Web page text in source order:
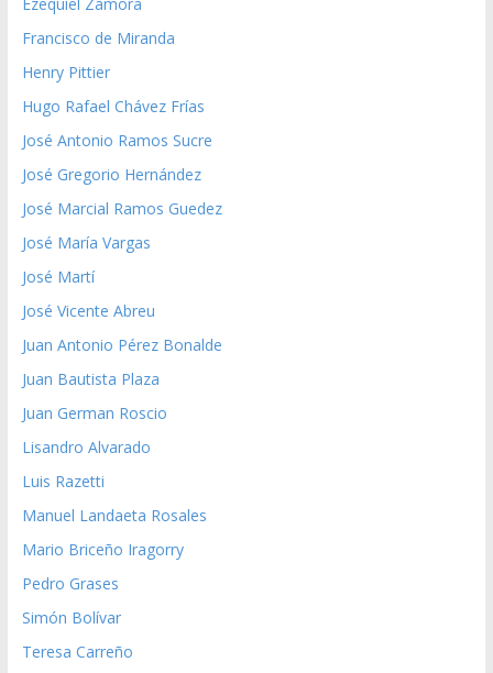
Francisco de Miranda
Henry Pittier
Hugo Rafael Chávez Frías
José Antonio Ramos Sucre
José Gregorio Hernández
José Marcial Ramos Guedez
José María Vargas
José Martí
José Vicente Abreu
Juan Antonio Pérez Bonalde
Juan Bautista Plaza
Juan German Roscio
Lisandro Alvarado
Luis Razetti
Manuel Landaeta Rosales
Mario Briceño Iragorry
Pedro Grases
Simón Bolívar
Teresa Carreño